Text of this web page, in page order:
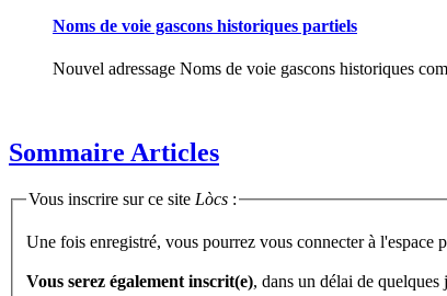
Noms de voie gascons historiques partiels
Nouvel adressage Noms de voie gascons historiques
Sommaire Articles
Vous inscrire sur ce site Lòcs :
Une fois enregistré, vous pourrez vous connecter à l'espace
Vous serez également inscrit(e), dans un délai de quelques